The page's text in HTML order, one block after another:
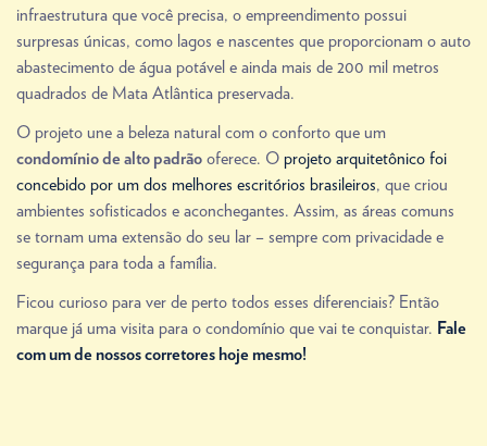
infraestrutura que você precisa, o empreendimento possui
surpresas únicas, como lagos e nascentes que proporcionam o auto
abastecimento de água potável e ainda mais de 200 mil metros
quadrados de Mata Atlântica preservada.
O projeto une a beleza natural com o conforto que um
condomínio de alto padrão oferece. O projeto arquitetônico foi
concebido por um dos melhores escritórios brasileiros, que criou
ambientes sofisticados e aconchegantes. Assim, as áreas comuns
se tornam uma extensão do seu lar – sempre com privacidade e
segurança para toda a família.
Ficou curioso para ver de perto todos esses diferenciais? Então
marque já uma visita para o condomínio que vai te conquistar. Fale
com um de nossos corretores hoje mesmo!